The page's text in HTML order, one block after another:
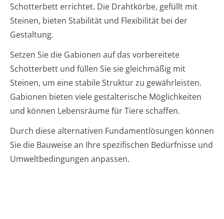
Schotterbett errichtet. Die Drahtkörbe, gefüllt mit
Steinen, bieten Stabilität und Flexibilität bei der
Gestaltung.
Setzen Sie die Gabionen auf das vorbereitete
Schotterbett und füllen Sie sie gleichmäßig mit
Steinen, um eine stabile Struktur zu gewährleisten.
Gabionen bieten viele gestalterische Möglichkeiten
und können Lebensräume für Tiere schaffen.
Durch diese alternativen Fundamentlösungen können
Sie die Bauweise an Ihre spezifischen Bedürfnisse und
Umweltbedingungen anpassen.